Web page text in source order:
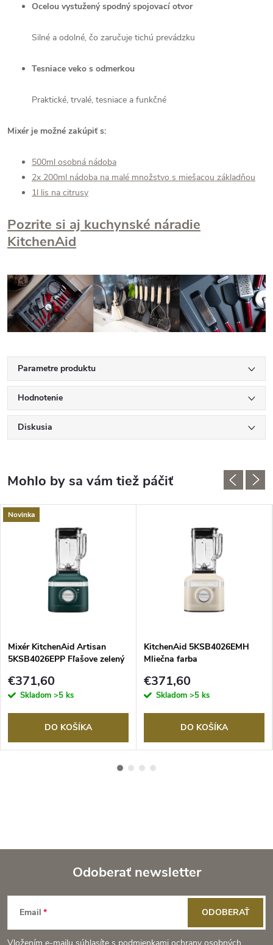
Ocelou vystužený spodný spojovací otvor
Silné a odolné, čo zaručuje tichú prevádzku
Tesniace veko s odmerkou
Praktické, trvalé, tesniace a funkčné
Mixér je možné zakúpiť s:
500ml osobná nádoba
2x 200ml nádoba na malé množstvo s miešacou základňou
1l lis na citrusy
Pozrite si aj kuchynské náradie
KitchenAid
Parametre produktu
Hodnotenie
Diskusia
Novinka
Mixér KitchenAid Artisan
5KSB4026EPP Fľašove zelený
€371,60
Skladom >5 ks
DO KOŠÍKA
KitchenAid 5KSB4026EMH
Mliečna farba
€371,60
Skladom >5 ks
DO KOŠÍKA
Z
á
Odoberať newsletter
Email
Vložením e-mailu súhlasíte s podmienkami ochrany osobných
ODOBERAŤ